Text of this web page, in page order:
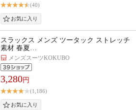
(40)
スラックス メンズ ツータック ストレッチ
素材 春夏…
メンズスーツKOKUBO
3,280円
(1,186)